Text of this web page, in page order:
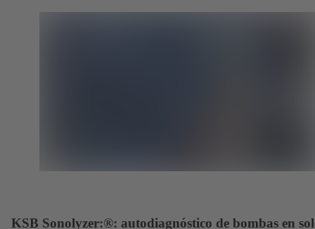
KSB Sonolyzer:®: autodiagnóstico de bombas en